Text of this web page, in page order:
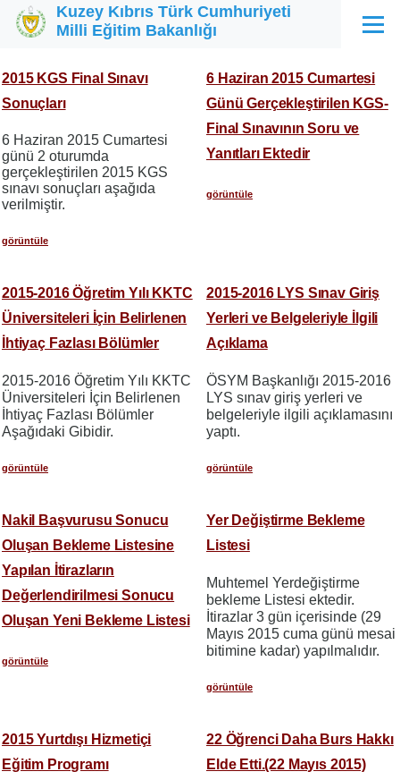
Ana içeriğe atla
Kuzey Kıbrıs Türk Cumhuriyeti
Milli Eğitim Bakanlığı
Menü
2015 KGS Final Sınavı
Sonuçları
6 Haziran 2015 Cumartesi
günü 2 oturumda
gerçekleştirilen 2015 KGS
sınavı sonuçları aşağıda
verilmiştir.
görüntüle
6 Haziran 2015 Cumartesi
Günü Gerçekleştirilen KGS-
Final Sınavının Soru ve
Yanıtları Ektedir
görüntüle
2015-2016 Öğretim Yılı KKTC
Üniversiteleri İçin Belirlenen
İhtiyaç Fazlası Bölümler
2015-2016 Öğretim Yılı KKTC
Üniversiteleri İçin Belirlenen
İhtiyaç Fazlası Bölümler
Aşağıdaki Gibidir.
görüntüle
2015-2016 LYS Sınav Giriş
Yerleri ve Belgeleriyle İlgili
Açıklama
ÖSYM Başkanlığı 2015-2016
LYS sınav giriş yerleri ve
belgeleriyle ilgili açıklamasını
yaptı.
görüntüle
Nakil Başvurusu Sonucu
Oluşan Bekleme Listesine
Yapılan İtirazların
Değerlendirilmesi Sonucu
Oluşan Yeni Bekleme Listesi
görüntüle
Yer Değiştirme Bekleme
Listesi
Muhtemel Yerdeğiştirme
bekleme Listesi ektedir.
İtirazlar 3 gün içerisinde (29
Mayıs 2015 cuma günü mesai
bitimine kadar) yapılmalıdır.
görüntüle
2015 Yurtdışı Hizmetiçi
Eğitim Programı
22 Öğrenci Daha Burs Hakkı
Elde Etti.(22 Mayıs 2015)